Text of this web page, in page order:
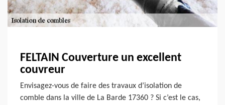
FELTAIN Couverture un excellent
couvreur
Envisagez-vous de faire des travaux d’isolation de
comble dans la ville de La Barde 17360 ? Si c’est le cas,